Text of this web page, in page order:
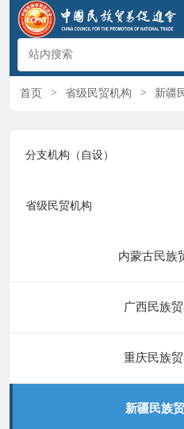
首页 > 省级民贸机构 > 新疆
分支机构（自设）
省级民贸机构
内蒙古民族
广西民族
重庆民族
新疆民族